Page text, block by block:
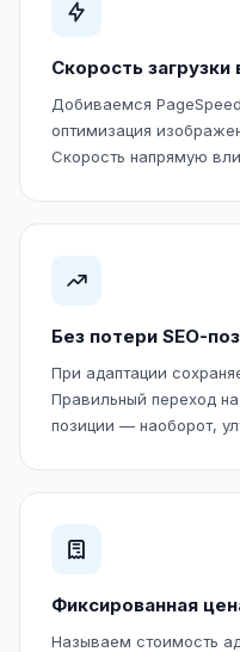
Скорость загрузки
Добиваемся
оптимизация
Скорость напрямую
Без потери SEO-
При адаптации
Правильный переход
позиции — наоборот,
Фиксированная
Называем стоимость